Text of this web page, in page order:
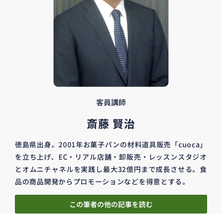
客員講師
斎藤 賢治
徳島県出身。2001年お菓子パンの材料道具販売「cuoca」
を立ち上げ、EC・リアル店舗・卸販売・レッスンスタジオ
とオムニチャネルを実践し最大32億円まで成長させる。食
品の商品開発からプロモーションなどを得意とする。
この筆者の他の記事を読む